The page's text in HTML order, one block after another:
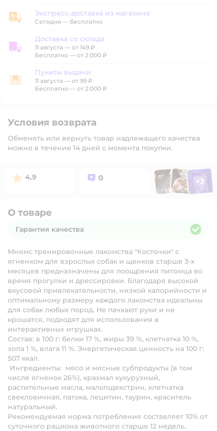
Экспресс-доставка из магазина
Экспресс-доставка из магазина
Сегодня — бесплатно
Доставка со склада
Доставка со склада
11 августа — от 149 ₽
Бесплатно — от 2 000 ₽
Пункты выдачи
Пункты выдачи
11 августа — от 99 ₽
Бесплатно — от 2 000 ₽
Условия возврата
Обменять или вернуть товар надлежащего качества
можно в течение 14 дней с момента покупки.
Рейтинг:
4,9 Вопросов:
0 ФотоФотоФото
+3
Открыть
О товаре
Гарантия качества
Мнямс тренировочные лакомства "Косточки" с
ягненком для взрослых собак и щенков старше 3-х
месяцев предназначены для поощрения питомца во
время прогулки и дрессировки. Благодаря высокой
вкусовой привлекательности, низкой калорийности и
оптимальному размеру каждого лакомства идеальны
для собак любых пород. Не пачкают руки и не
крошатся, подходят для использования в
интерактивных игрушках.
Состав: в 100 г: белки 17 %, жиры 39 %, клетчатка 10 %,
зола 1 %, влага 11 %. Энергетическая ценность на 100 г:
507 ккал.
Ингредиенты: мясо и мясные субпродукты (в том
числе ягненок 26%), крахмал кукурузный,
растительные масла, мальтодекстрин, клетчатка
свекловичная, патока, лецитин, таурин, краситель
натуральный.
Рекомендуемая норма потребления составляет 10% от
суточного рациона животного старше 12 недель.